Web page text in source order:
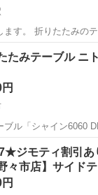
す。 折りたたみのテ
なく綺麗な方だと思いま
煙、ペットなし。 土
駅 テーブル 山
たみテーブル ニ
ル「シャイン6060
cm 素材：中質繊維
脂塗装 色：ダークブラウン 使用
ブル DBR
ジモティ割引
々市店】サイド